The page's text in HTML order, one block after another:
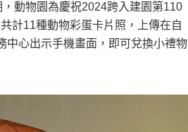
動物園為慶祝2024跨入建園第110
計11種動物彩蛋卡片照，上傳在自
中心出示手機畫面，即可兌換小禮物